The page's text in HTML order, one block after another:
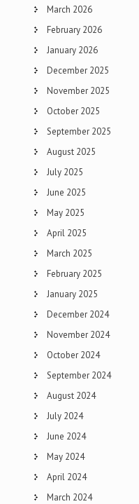
March 2026
February 2026
January 2026
December 2025
November 2025
October 2025
September 2025
August 2025
July 2025
June 2025
May 2025
April 2025
March 2025
February 2025
January 2025
December 2024
November 2024
October 2024
September 2024
August 2024
July 2024
June 2024
May 2024
April 2024
March 2024